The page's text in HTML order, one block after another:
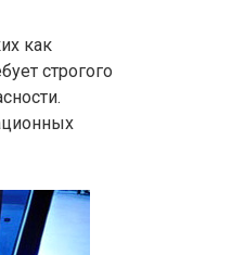
как
строгого